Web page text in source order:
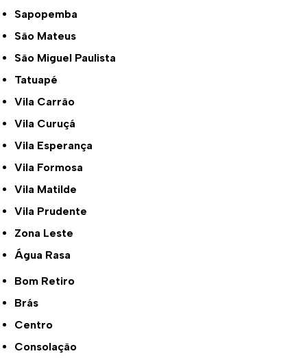
Sapopemba
São Mateus
São Miguel Paulista
Tatuapé
Vila Carrão
Vila Curuçá
Vila Esperança
Vila Formosa
Vila Matilde
Vila Prudente
Zona Leste
Água Rasa
Bom Retiro
Brás
Centro
Consolação